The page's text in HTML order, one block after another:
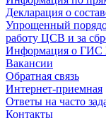
Декларация о
Упрощенный
работу ЦСВ и за
Информация о
Вакансии
Обратная связь
Интернет-приемная
Ответы на часто
Контакты